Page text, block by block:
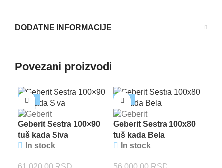
DODATNE INFORMACIJE
Povezani proizvodi
-15%
Geberit Sestra 100×90
tuš kada Siva
In stock
61.020,00RSD
-15%
Geberit Sestra 100x80
tuš kada Bela
In stock
56.000,00RSD